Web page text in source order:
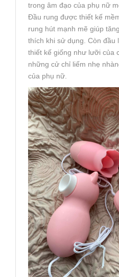
trong âm đạo của phụ nữ
Đầu rung được thiết kế
rung hút mạnh mẽ giúp
thích khi sử dụng. Còn đầu
thiết kế giống như lưỡi của
những cử chỉ liếm nhẹ
của phụ nữ.